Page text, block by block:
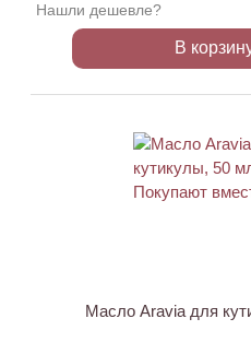
Нашли дешевле?
В
Масло Aravia для